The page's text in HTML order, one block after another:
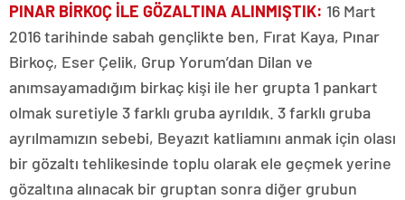
PINAR BİRKOÇ İLE GÖZALTINA ALINMIŞTIK: 16 Mart
2016 tarihinde sabah gençlikte ben, Fırat Kaya, Pınar
Birkoç, Eser Çelik, Grup Yorum’dan Dilan ve
anımsayamadığım birkaç kişi ile her grupta 1 pankart
olmak suretiyle 3 farklı gruba ayrıldık. 3 farklı gruba
ayrılmamızın sebebi, Beyazıt katliamını anmak için olası
bir gözaltı tehlikesinde toplu olarak ele geçmek yerine
gözaltına alınacak bir gruptan sonra diğer grubun